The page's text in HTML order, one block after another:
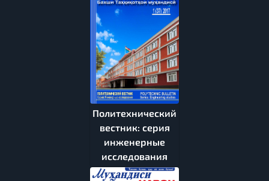
Политехнический
вестник: серия
инженерные
исследования